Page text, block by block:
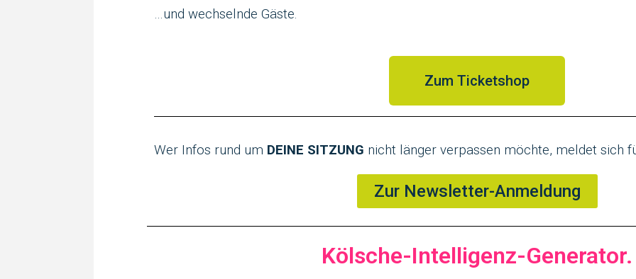
…und wechselnde Gäste.
Zum Ticketshop
Wer Infos rund um DEINE SITZUNG nicht länger verpassen möchte, meldet sich
Zur Newsletter-Anmeldung
Kölsche-Intelligenz-Generator.